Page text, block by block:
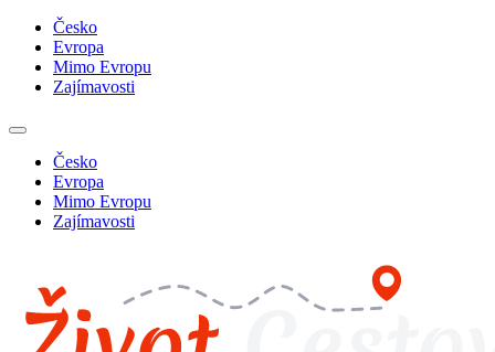
Česko
Evropa
Mimo Evropu
Zajímavosti
Česko
Evropa
Mimo Evropu
Zajímavosti